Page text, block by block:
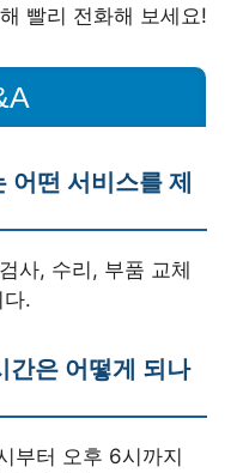
빨리 전화해 보세요!
어떤 서비스를 제
사, 수리, 부품 교체
.
간은 어떻게 되나
부터 오후 6시까지